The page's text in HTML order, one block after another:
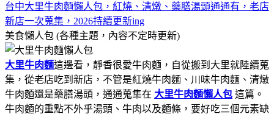
台中大里牛肉麵懶人包，紅燒、清燉、藥膳湯頭通通有，老店
新店一次蒐集，2026持續更新ing
美食懶人包 (各種主題，內容不定時更新)
大里牛肉麵這邊看，靜香很愛牛肉麵，自從搬到大里就陸續蒐
集，從老店吃到新店，不管是紅燒牛肉麵、川味牛肉麵、清燉
牛肉麵還是藥膳湯頭，通通蒐集在 大里牛肉麵懶人包 這篇。
牛肉麵的重點不外乎湯頭、牛肉以及麵條，要好吃三個元素缺